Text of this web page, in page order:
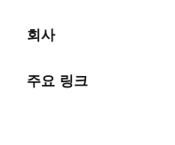
회사
주요 링크